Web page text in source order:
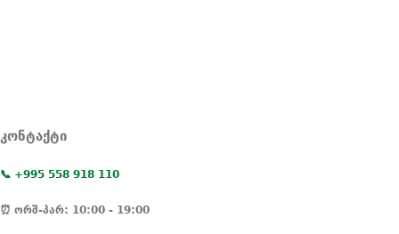
კონტაქტი
📞 +995 558 918 110
⏰ ორშ-პარ: 10:00 - 19:00